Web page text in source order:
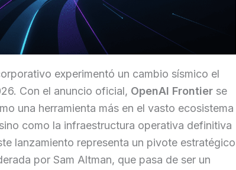
experimentó un cambio sísmico el
Con el anuncio oficial, OpenAI Frontier se
una herramienta más en el vasto ecosistema
como la infraestructura operativa definitiva
lanzamiento representa un pivote estratégico
por Sam Altman, que pasa de ser un